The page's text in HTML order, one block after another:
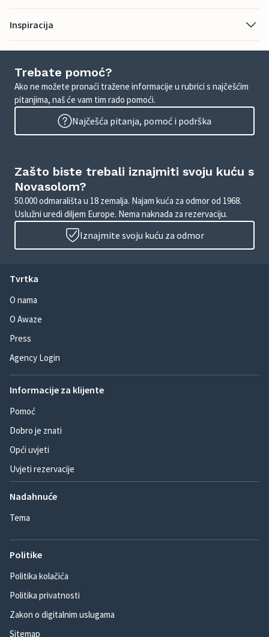
Inspiracija
Trebate pomoć?
Ako ne možete pronaći tražene informacije u rubrici s najčešćim
pitanjima, naš će vam tim rado pomoći.
Najčešća pitanja, pomoć i podrška
Zašto biste trebali iznajmiti svoju kuću s
Novasolom?
50.000 odmarališta u 18 zemalja. Najam kuća za odmor od 1968.
Uslužni uredi diljem Europe. Nema naknada za rezervaciju.
Iznajmite svoju kuću za odmor
Tvrtka
O nama
O Awaze
Press
Agency Login
Informacije za klijente
Pomoć
Dobro je znati
Opći uvjeti
Uvjeti rezervacije
Nadahnuće
Tema
Politike
Politika kolačića
Politika privatnosti
Zakon o digitalnim uslugama
Sitemap